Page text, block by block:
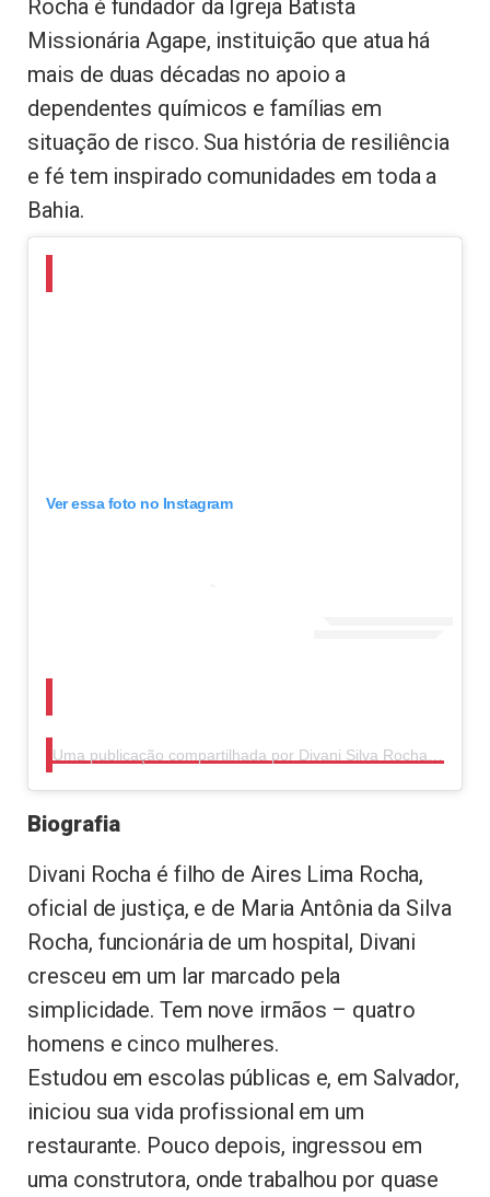
Rocha é fundador da Igreja Batista
Missionária Agape, instituição que atua há
mais de duas décadas no apoio a
dependentes químicos e famílias em
situação de risco. Sua história de resiliência
e fé tem inspirado comunidades em toda a
Bahia.
Ver essa foto no Instagram
Uma publicação compartilhada por Divani Silva Rocha (@divani.rocha)
Biografia
Divani Rocha é filho de Aires Lima Rocha,
oficial de justiça, e de Maria Antônia da Silva
Rocha, funcionária de um hospital, Divani
cresceu em um lar marcado pela
simplicidade. Tem nove irmãos – quatro
homens e cinco mulheres.
Estudou em escolas públicas e, em Salvador,
iniciou sua vida profissional em um
restaurante. Pouco depois, ingressou em
uma construtora, onde trabalhou por quase